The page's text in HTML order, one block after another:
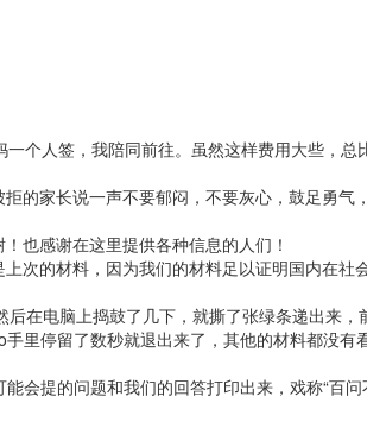
个人签，我陪同前往。虽然这样费用大些，总
的家长说一声不要郁闷，不要灰心，鼓足勇气
也感谢在这里提供各种信息的人们！
次的材料，因为我们的材料足以证明国内在社
在电脑上捣鼓了几下，就撕了张绿条递出来，
里停留了数秒就退出来了，其他的材料都没有
会提的问题和我们的回答打印出来，戏称“百问